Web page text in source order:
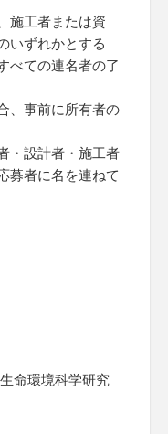
施工者または資
いずれかとする
べての連名者の了
、事前に所有者の
・設計者・施工者
募者に名を連ねて
命環境科学研究